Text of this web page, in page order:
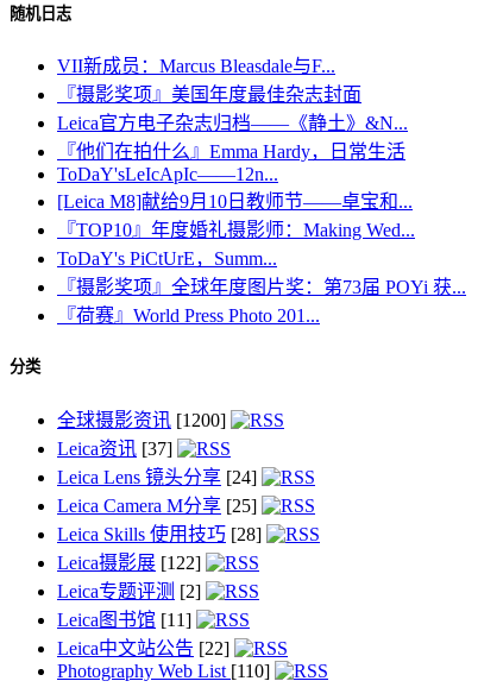
随机日志
VII新成员：Marcus Bleasdale与F...
『摄影奖项』美国年度最佳杂志封面
Leica官方电子杂志归档——《静土》&N...
『他们在拍什么』Emma Hardy，日常生活
ToDaY'sLeIcApIc——12n...
[Leica M8]献给9月10日教师节——卓宝和...
『TOP10』年度婚礼摄影师：Making Wed...
ToDaY's PiCtUrE，Summ...
『摄影奖项』全球年度图片奖：第73届 POYi 获...
『荷赛』World Press Photo 201...
分类
全球摄影资讯 [1200]
Leica资讯 [37]
Leica Lens 镜头分享 [24]
Leica Camera M分享 [25]
Leica Skills 使用技巧 [28]
Leica摄影展 [122]
Leica专题评测 [2]
Leica图书馆 [11]
Leica中文站公告 [22]
Photography Web List [110]